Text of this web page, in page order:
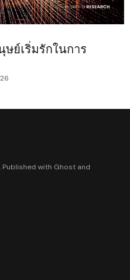
ย์เริ่มรักในการ
with Ghost and